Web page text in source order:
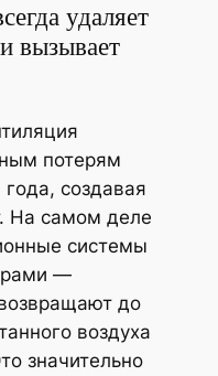
удаляет
вызывает
потерям
создавая
На самом деле
системы
—
до
воздуха
значительно